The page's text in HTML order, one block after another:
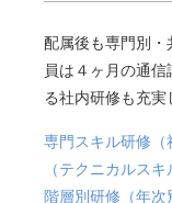
配属後も専門別
員は４ヶ月の通
る社内研修も充実
専門スキル研修（
（テクニカルス
階層別研修（年次